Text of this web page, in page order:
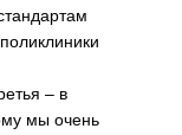
– в
мы очень